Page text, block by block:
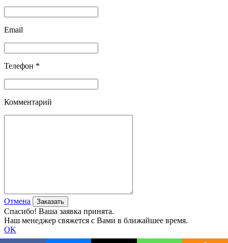
Email
Телефон *
Комментарий
Отмена
Спасибо! Ваша заявка принята.
Наш менеджер свяжется с Вами в ближайшее время.
OK